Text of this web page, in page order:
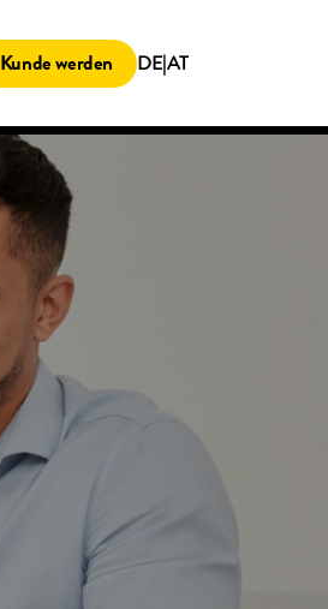
Kunde werden DE|AT